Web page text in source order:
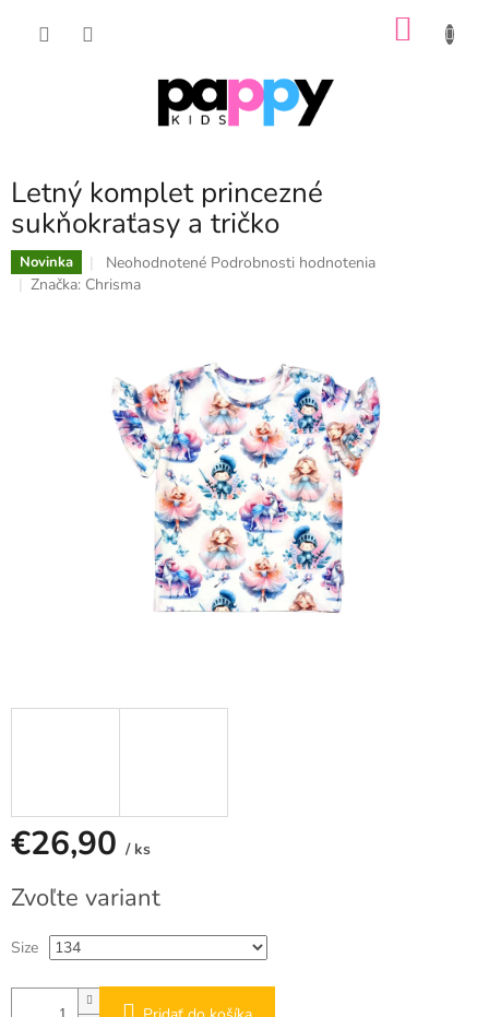
Letný komplet princezné
sukňokraťasy a tričko
Novinka
Priemerné
hodnotenie
5
hviezdičiek.
Neohodnotené Podrobnosti hodnotenia
Značka: Chrisma
€26,90 / ks
cena:
Zvoľte variant
Size